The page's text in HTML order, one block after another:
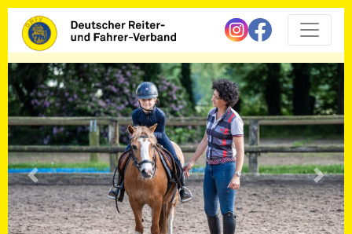
Vorherige